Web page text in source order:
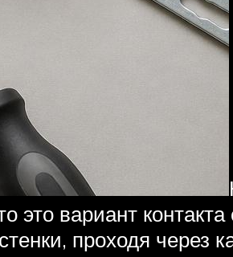
это вариант
проходя через